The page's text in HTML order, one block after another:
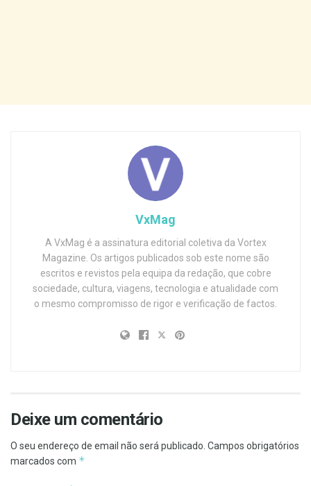
VxMag
A VxMag é a assinatura editorial coletiva da Vortex
Magazine. Os artigos publicados sob este nome são
escritos e revistos pela equipa da redação, que cobre
sociedade, cultura, viagens, tecnologia e atualidade com
o mesmo compromisso de rigor e verificação de factos.
Deixe um comentário
O seu endereço de email não será publicado. Campos obrigatórios
marcados com *